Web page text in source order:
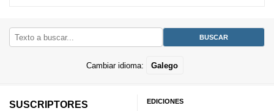
Cambiar idioma: Galego
SUSCRIPTORES
EDICIONES